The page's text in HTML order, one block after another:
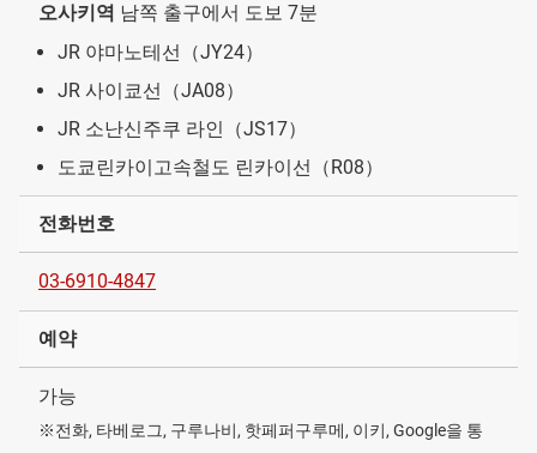
오사키역 남쪽 출구에서 도보 7분
JR 야마노테선（JY24）
JR 사이쿄선（JA08）
JR 소난신주쿠 라인（JS17）
도쿄린카이고속철도 린카이선（R08）
전화번호
03-6910-4847
예약
가능
※전화, 타베로그, 구루나비, 핫페퍼구루메, 이키, Google을 통